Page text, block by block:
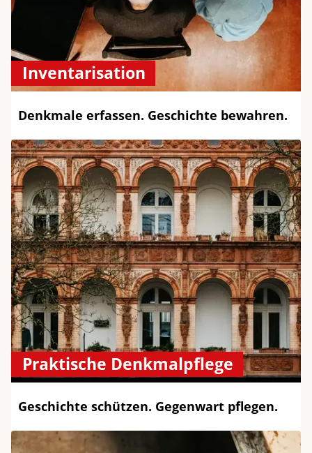
Inventarisation
Denkmale erfassen. Geschichte bewahren.
Praktische Denkmalpflege
Geschichte schützen. Gegenwart pflegen.